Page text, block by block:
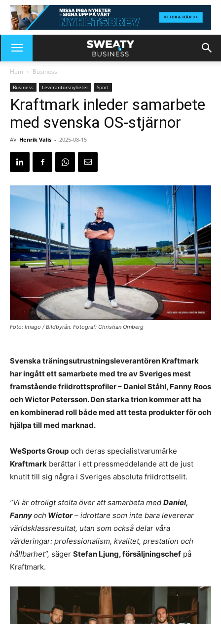
Hem Business
Business Leverantörsnyheter Sport
Kraftmark inleder samarbete
med svenska OS-stjärnor
AV Henrik Valis - 2025-08-15
Foto: Imago / Bildbyrån. Fotograf: Christian Örnberg
Svenska träningsutrustningsleverantören Kraftmark
har ingått ett samarbete med tre av Sveriges mest
framstående friidrottsprofiler – Daniel Ståhl, Fanny Roos
och Wictor Petersson. Den starka trion kommer att ha
en kombinerad roll både med att testa produkter för och
hjälpa till med marknad.
WeSports Group och deras specialistvarumärke
Kraftmark berättar i ett pressmeddelande att de just
knutit till sig några i Sveriges absoluta friidrottselit.
”Vi är otroligt stolta över att samarbeta med Daniel,
Fannyoch Wictor– idrottare som inte bara levererar
världsklassresultat, utan som också delar våra
värderingar: professionalism, kvalitet, prestation och
hållbarhet”, säger Stefan Ljung, försäljningschef på
Kraftmark.